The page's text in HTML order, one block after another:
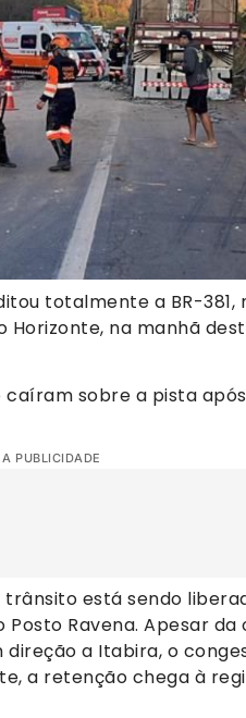
totalmente a BR-381,
Horizonte, na manhã
sobre a pista
PUBLICIDADE
trânsito está sendo
Ravena. Apesar da
direção a Itabira, o
a retenção chega à